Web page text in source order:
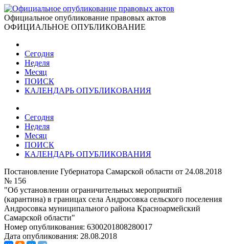
Официальное опубликование правовых актов
ОФИЦИАЛЬНОЕ ОПУБЛИКОВАНИЕ
Сегодня
Неделя
Месяц
ПОИСК
КАЛЕНДАРЬ ОПУБЛИКОВАНИЯ
Сегодня
Неделя
Месяц
ПОИСК
КАЛЕНДАРЬ ОПУБЛИКОВАНИЯ
Постановление Губернатора Самарской области от 24.08.2018
№ 156
"Об установлении ограничительных мероприятий
(карантина) в границах села Андросовка сельского поселения
Андросовка муниципального района Красноармейский
Самарской области"
Номер опубликования: 6300201808280017
Дата опубликования: 28.08.2018